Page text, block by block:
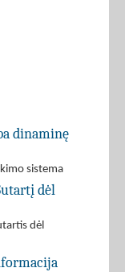
dinaminę
sistema
dėl
dėl